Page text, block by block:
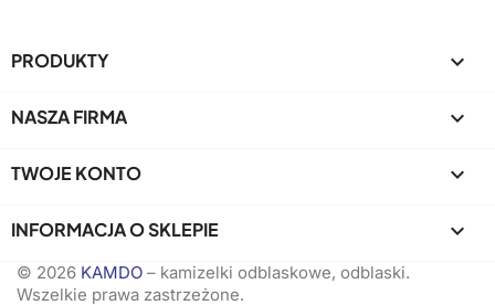
PRODUKTY 
NASZA FIRMA 
TWOJE KONTO 
INFORMACJA O SKLEPIE keyboard_arrow_down
© 2026 KAMDO – kamizelki odblaskowe, odblaski.
Wszelkie prawa zastrzeżone.